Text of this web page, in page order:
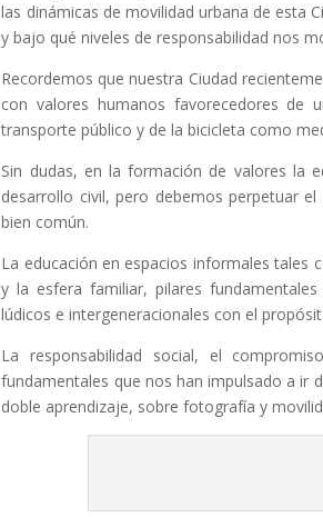
las dinámicas de movilidad urbana de esta
y bajo qué niveles de responsabilidad nos
Recordemos que nuestra Ciudad
con valores humanos favorecedores de
transporte público y de la bicicleta como
Sin dudas, en la formación de valores la
desarrollo civil, pero debemos perpetuar
bien común.
La educación en espacios informales tales
y la esfera familiar, pilares
lúdicos e intergeneracionales con el
La responsabilidad social, el
fundamentales que nos han impulsado a ir
doble aprendizaje, sobre fotografía y